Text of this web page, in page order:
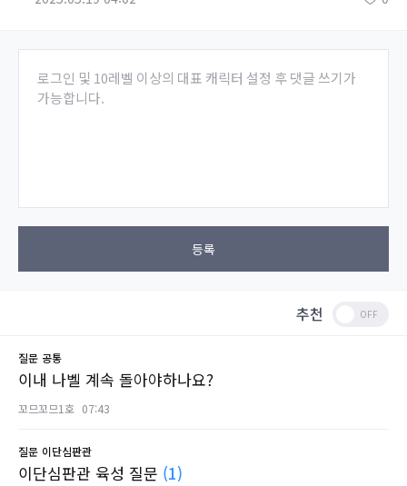
로그인 및 10레벨 이상의 대표 캐릭터 설정 후 댓글 쓰기가
가능합니다.
등록
추천
질문 공통
이내 나벨 계속 돌아야하나요?
꼬므꼬므1호 07:43
질문 이단심판관
이단심판관 육성 질문 (1)